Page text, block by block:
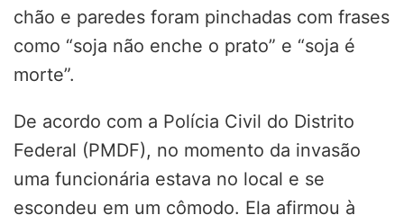
chão e paredes foram pinchadas com frases
como “soja não enche o prato” e “soja é
morte”.
De acordo com a Polícia Civil do Distrito
Federal (PMDF), no momento da invasão
uma funcionária estava no local e se
escondeu em um cômodo. Ela afirmou à